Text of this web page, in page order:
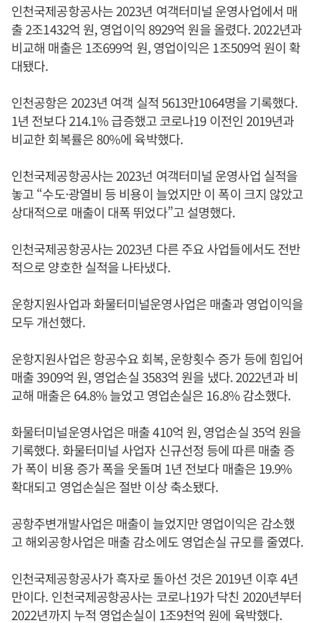
인천국제공항공사는 2023년 여객터미널 운영사업에서 매
출 2조1432억 원, 영업이익 8929억 원을 올렸다. 2022년과
비교해 매출은 1조699억 원, 영업이익은 1조509억 원이 확
대됐다.
인천공항은 2023년 여객 실적 5613만1064명을 기록했다.
1년 전보다 214.1% 급증했고 코로나19 이전인 2019년과
비교한 회복률은 80%에 육박했다.
인천국제공항공사는 2023넌 여객터미널 운영사업 실적을
놓고 “수도·광열비 등 비용이 늘었지만 이 폭이 크지 않았고
상대적으로 매출이 대폭 뛰었다”고 설명했다.
인천국제공항공사는 2023년 다른 주요 사업들에서도 전반
적으로 양호한 실적을 나타냈다.
운항지원사업과 화물터미널운영사업은 매출과 영업이익을
모두 개선했다.
운항지원사업은 항공수요 회복, 운항횟수 증가 등에 힘입어
매출 3909억 원, 영업손실 3583억 원을 냈다. 2022년과 비
교해 매출은 64.8% 늘었고 영업손실은 16.8% 감소했다.
화물터미널운영사업은 매출 410억 원, 영업손실 35억 원을
기록했다. 화물터미널 사업자 신규선정 등에 따른 매출 증
가 폭이 비용 증가 폭을 웃돌며 1년 전보다 매출은 19.9%
확대되고 영업손실은 절반 이상 축소됐다.
공항주변개발사업은 매출이 늘었지만 영업이익은 감소했
고 해외공항사업은 매출 감소에도 영업손실 규모를 줄였다.
인천국제공항공사가 흑자로 돌아선 것은 2019년 이후 4년
만이다. 인천국제공항공사는 코로나19가 닥친 2020년부터
2022년까지 누적 영업손실이 1조9천억 원에 육박했다.